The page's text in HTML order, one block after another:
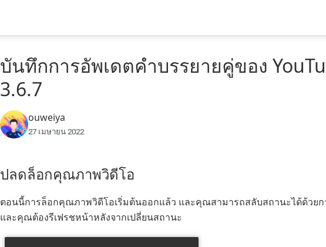
บันทึกการอัพเดตคำบรรยายคู่ของ
3.6.7
ouweiya
27 เมษายน 2022
ปลดล็อกคุณภาพวิดีโอ
ตอนนี้การล็อกคุณภาพวิดีโอเริ่มต้นออกแล้ว และคุณสามารถสลับสถานะได้ด้วยก
และคุณต้องรีเฟรชหน้าหลังจากเปลี่ยนสถานะ